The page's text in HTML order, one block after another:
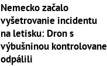
Nemecko začalo
vyšetrovanie incidentu
na letisku: Dron s
výbušninou kontrolovane
odpálili